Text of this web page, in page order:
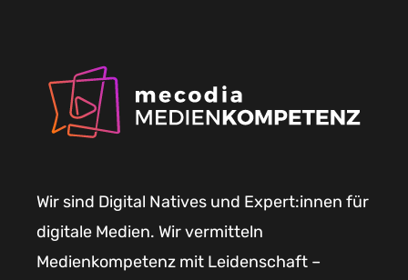
Wir sind Digital Natives und Expert:innen für
digitale Medien. Wir vermitteln
Medienkompetenz mit Leidenschaft –